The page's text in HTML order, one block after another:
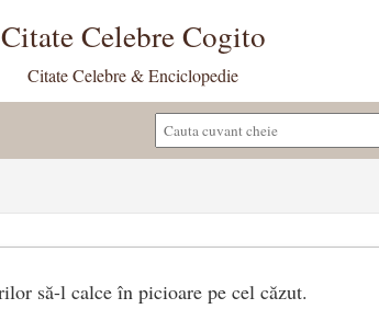
Citate Celebre Cogito
Citate Celebre & Enciclopedie
să-l calce în picioare pe cel căzut.